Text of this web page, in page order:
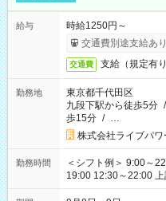
給与
時給1250円～
交通費別途支給あり
交通費 支給（規定有り
勤務地
東京都千代田区
九段下駅から徒歩5分 /
歩15分 / …
株式会社ライブパワ
勤務時間
＜シフト例＞ 9:00～
19:00 12:30～22:00 上記の時間から好きな時間を選べます！ ※
時間は変更となる可能